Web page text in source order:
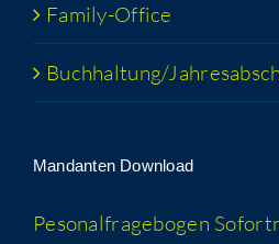
Fami­­ly-Office
Buchhaltung/​​
Man­dan­ten Download
Peso­nal­fra­ge­bo­gen